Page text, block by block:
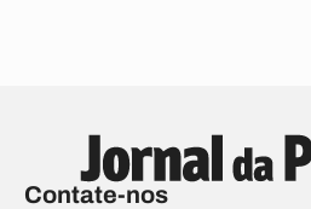
Contate-nos